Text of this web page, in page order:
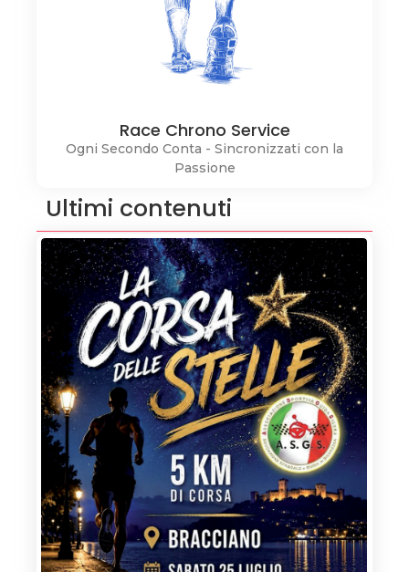
Race Chrono Service
Ogni Secondo Conta - Sincronizzati con la
Passione
Ultimi contenuti